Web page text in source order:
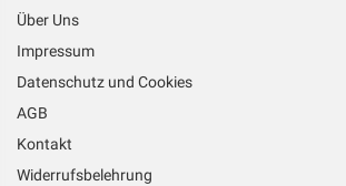
Über Uns
Impressum
Datenschutz und Cookies
AGB
Kontakt
Widerrufsbelehrung